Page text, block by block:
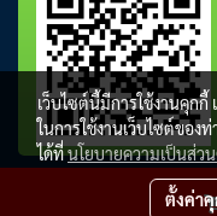
เว็บไซต์นี้มีการใช้งานคุก
ในการใช้งานเว็บไซต์ของ
ได้ที่นโยบายความเป็นส่ว
ตั้งค่า